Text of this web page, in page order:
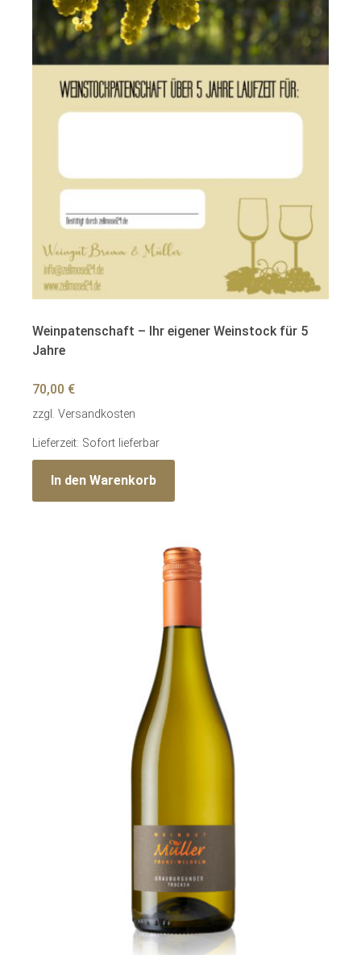
Weinpatenschaft – Ihr eigener Weinstock für 5
Jahre
70,00 €
zzgl. Versandkosten
Lieferzeit: Sofort lieferbar
In den Warenkorb